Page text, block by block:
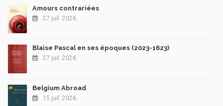
Amours contrariées
27 juil. 2026
Blaise Pascal en ses époques (2023-1623)
27 juil. 2026
Belgium Abroad
15 juil. 2026